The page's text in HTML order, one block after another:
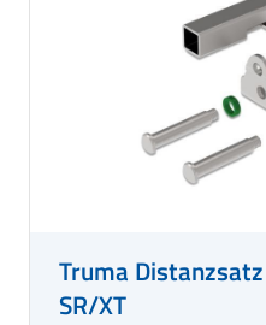
Truma
SR/XT